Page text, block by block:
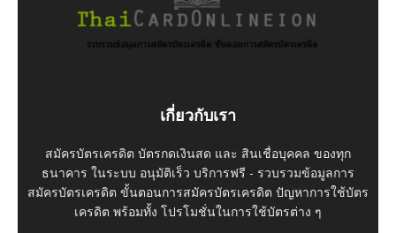
เกี่ยวกับเรา
สมัครบัตรเครดิต บัตรกดเงินสด และ สินเชื่อบุคคล ของทุก
ธนาคาร ในระบบ อนุมัติเร็ว บริการฟรี - รวบรวมข้อมูลการ
สมัครบัตรเครดิต ขั้นตอนการสมัครบัตรเครดิต ปัญหาการใช้บัตร
เครดิต พร้อมทั้ง โปรโมชั่นในการใช้บัตรต่าง ๆ